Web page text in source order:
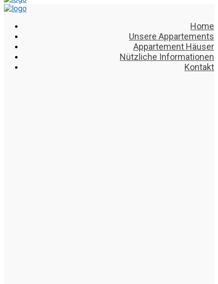
Home
Unsere Appartements
Appartement Häuser
Nützliche Informationen
Kontakt